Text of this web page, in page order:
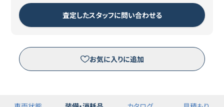
カババリースについて詳しくは こちら
※三菱オートリース（株）が運営するピタクルサイトへ移動します。
査定したスタッフに問い合わせる
お気に入りに追加